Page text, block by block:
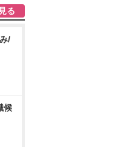
る
/
候